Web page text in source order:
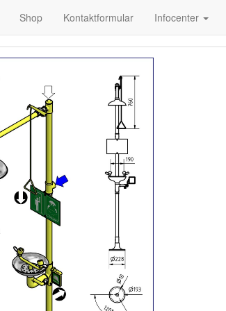
Shop Kontaktformular Infocenter